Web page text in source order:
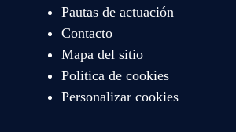
Pautas de actuación
Contacto
Mapa del sitio
Politica de cookies
Personalizar cookies